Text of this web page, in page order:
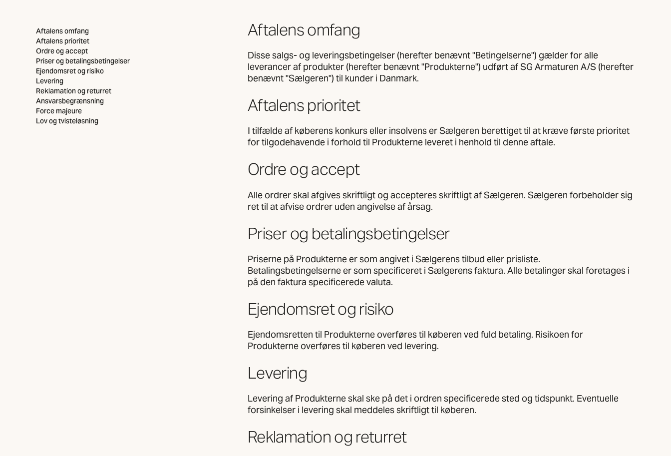
Liste over indhold
Aftalens omfang
Aftalens prioritet
Ordre og accept
Priser og betalingsbetingelser
Ejendomsret og risiko
Levering
Reklamation og returret
Ansvarsbegrænsning
Force majeure
Lov og tvisteløsning
Aftalens omfang
Disse salgs- og leveringsbetingelser (herefter benævnt "Betingelserne") gælder for alle
leverancer af produkter (herefter benævnt "Produkterne") udført af SG Armaturen A/S (herefter
benævnt "Sælgeren") til kunder i Danmark.
Aftalens prioritet
I tilfælde af køberens konkurs eller insolvens er Sælgeren berettiget til at kræve første prioritet
for tilgodehavende i forhold til Produkterne leveret i henhold til denne aftale.
Ordre og accept
Alle ordrer skal afgives skriftligt og accepteres skriftligt af Sælgeren. Sælgeren forbeholder sig
ret til at afvise ordrer uden angivelse af årsag.
Priser og betalingsbetingelser
Priserne på Produkterne er som angivet i Sælgerens tilbud eller prisliste.
Betalingsbetingelserne er som specificeret i Sælgerens faktura. Alle betalinger skal foretages i
på den faktura specificerede valuta.
Ejendomsret og risiko
Ejendomsretten til Produkterne overføres til køberen ved fuld betaling. Risikoen for
Produkterne overføres til køberen ved levering.
Levering
Levering af Produkterne skal ske på det i ordren specificerede sted og tidspunkt. Eventuelle
forsinkelser i levering skal meddeles skriftligt til køberen.
Reklamation og returret